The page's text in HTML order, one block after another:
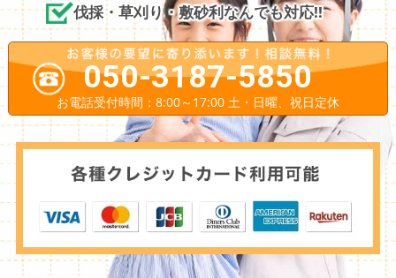
伐採・草刈り・敷砂利なんでも対応!!
050-3187-5850
お電話受付時間：8:00～17:00 土・日曜、祝日定休